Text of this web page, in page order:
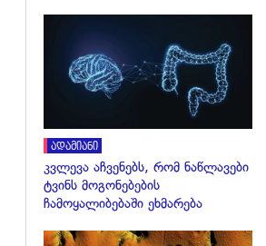
ადამიანი
კვლევა აჩვენებს, რომ ნაწლავები
ტვინს მოგონებების
ჩამოყალიბებაში ეხმარება